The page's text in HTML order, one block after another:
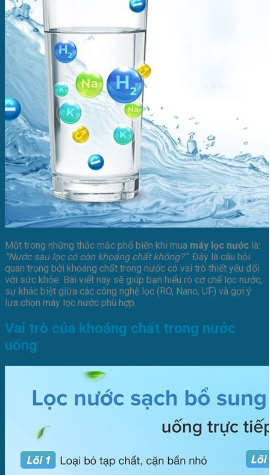
Một trong những thắc mắc phổ biến khi mua máy lọc nước là:
“Nước sau lọc có còn khoáng chất không?”. Đây là câu hỏi
quan trọng bởi khoáng chất trong nước có vai trò thiết yếu đối
với sức khỏe. Bài viết này sẽ giúp bạn hiểu rõ cơ chế lọc nước,
sự khác biệt giữa các công nghệ lọc (RO, Nano, UF) và gợi ý
lựa chọn máy lọc nước phù hợp.
Vai trò của khoáng chất trong nước
uống